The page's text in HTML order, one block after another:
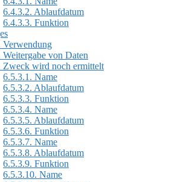
6.4.3.2. Ablaufdatum
6.4.3.3. Funktion
Verwendung
Weitergabe von Daten
Zweck wird noch ermittelt
6.5.3.1. Name
6.5.3.2. Ablaufdatum
6.5.3.3. Funktion
6.5.3.4. Name
6.5.3.5. Ablaufdatum
6.5.3.6. Funktion
6.5.3.7. Name
6.5.3.8. Ablaufdatum
6.5.3.9. Funktion
6.5.3.10. Name